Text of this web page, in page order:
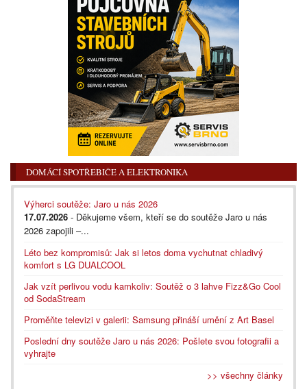
DOMÁCÍ SPOTŘEBIČE A ELEKTRONIKA
Výherci soutěže: Jaro u nás 2026
17.07.2026 - Děkujeme všem, kteří se do soutěže Jaro u nás
2026 zapojili –...
Léto bez kompromisů: Jak si letos doma vychutnat chladivý
komfort s LG DUALCOOL
Jak vzít perlivou vodu kamkoliv: Soutěž o 3 lahve Fizz&Go Cool
od SodaStream
Proměňte televizi v galerii: Samsung přináší umění z Art Basel
Poslední dny soutěže Jaro u nás 2026: Pošlete svou fotografii a
vyhrajte
>> všechny články